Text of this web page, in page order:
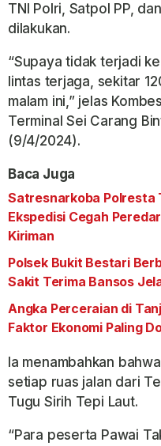
TNI Polri, Satpol PP,
dilakukan.
“Supaya tidak terjadi
lintas terjaga, sekitar
malam ini,” jelas
Terminal Sei Carang
(9/4/2024).
Baca Juga
Satresnarkoba Polresta
Ekspedisi Cegah
Kiriman
Polsek Bukit Bestari
Sakit Terima Bansos
Angka Perceraian di
Faktor Ekonomi Paling
Ia menambahkan
setiap ruas jalan dari
Tugu Sirih Tepi Laut.
“Para peserta Pawai